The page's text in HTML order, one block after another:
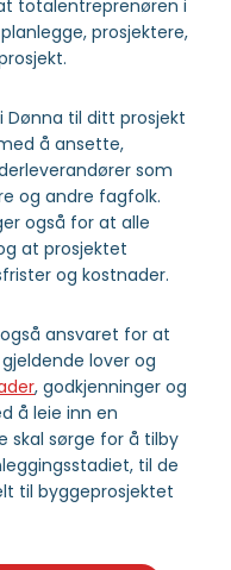
totalentreprenøren i
prosjektere,
Dønna til ditt prosjekt
å ansette,
som
og andre fagfolk.
også for at alle
at prosjektet
og kostnader.
ansvaret for at
lover og
, godkjenninger og
å leie inn en
skal sørge for å tilby
til de
til byggeprosjektet